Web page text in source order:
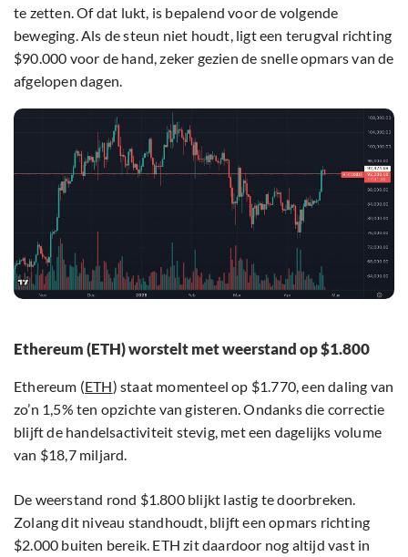
te zetten. Of dat lukt, is bepalend voor de volgende
beweging. Als de steun niet houdt, ligt een terugval richting
$90.000 voor de hand, zeker gezien de snelle opmars van de
afgelopen dagen.
Ethereum (ETH) worstelt met weerstand op $1.800
Ethereum (ETH) staat momenteel op $1.770, een daling van
zo’n 1,5% ten opzichte van gisteren. Ondanks die correctie
blijft de handelsactiviteit stevig, met een dagelijks volume
van $18,7 miljard.
De weerstand rond $1.800 blijkt lastig te doorbreken.
Zolang dit niveau standhoudt, blijft een opmars richting
$2.000 buiten bereik. ETH zit daardoor nog altijd vast in